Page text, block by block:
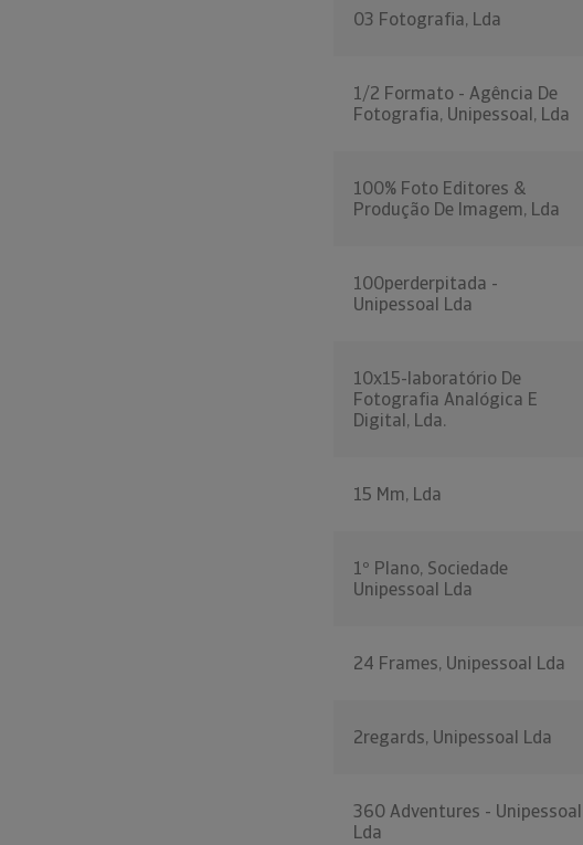
03 Fotografia, Lda
1/2 Formato - Agência De
Fotografia, Unipessoal, Lda
100% Foto Editores &
Produção De Imagem, Lda
100perderpitada -
Unipessoal Lda
10x15-laboratório De
Fotografia Analógica E
Digital, Lda.
15 Mm, Lda
1º Plano, Sociedade
Unipessoal Lda
24 Frames, Unipessoal Lda
2regards, Unipessoal Lda
360 Adventures - Unipessoal
Lda